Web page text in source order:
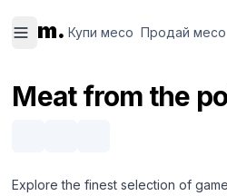
m. Купи месо Продай месо
месо
месо
Meat from the
Explore the finest selection of